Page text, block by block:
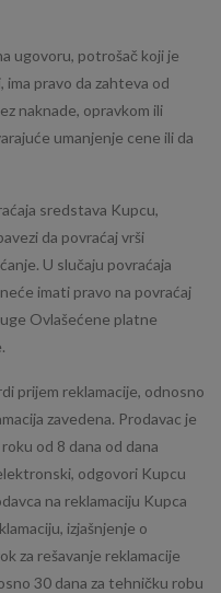
ugovoru, potrošač koji je
pravo da zahteva od
naknade, opravkom ili
umanjenje cene ili da
sredstava Kupcu,
da povraćaj vrši
U slučaju povraćaja
imati pravo na povraćaj
Ovlašećene platne
prijem reklamacije, odnosno
zavedena. Prodavac je
od 8 dana od dana
odgovori Kupcu
na reklamaciju Kupca
izjašnjenje o
za rešavanje reklamacije
30 dana za tehničku robu